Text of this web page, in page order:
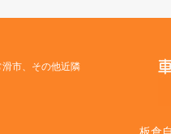
市、その他近隣
板倉